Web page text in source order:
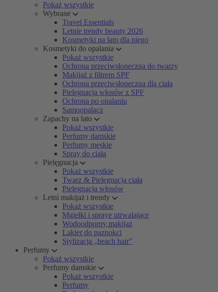
Pokaż wszystkie
Wybrane
Travel Essentials
Letnie trendy beauty 2026
Kosmetyki na lato dla niego
Kosmetyki do opalania
Pokaż wszystkie
Ochrona przeciwsłoneczna do twarzy
Makijaż z filtrem SPF
Ochrona przeciwsłoneczna dla ciała
Pielęgnacja włosów z SPF
Ochrona po opalaniu
Samoopalacz
Zapachy na lato
Pokaż wszystkie
Perfumy damskie
Perfumy męskie
Spray do ciała
Pielęgnacja
Pokaż wszystkie
Twarz & Pielęgnacja ciała
Pielęgnacja włosów
Letni makijaż i trendy
Pokaż wszystkie
Mgiełki i spraye utrwalające
Wodoodporny makijaż
Lakier do paznokci
Stylizacja „beach hair”
Perfumy
Pokaż wszystkie
Perfumy damskie
Pokaż wszystkie
Perfumy